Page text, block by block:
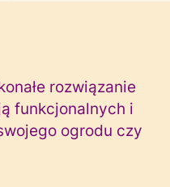
rozwiązanie
funkcjonalnych i
ogrodu czy